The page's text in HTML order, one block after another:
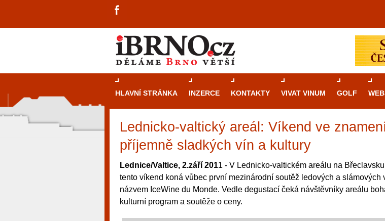
HLAVNÍ STRÁNKA INZERCE KONTAKTY VIVAT VINUM GOLF
Lednicko-valtický areál: Víkend ve
příjemně sladkých vín a kultury
Lednice/Valtice, 2.září 2011 - V Lednicko-valtickém areálu na
tento víkend koná vůbec první mezinárodní soutěž ledových a slámových
názvem IceWine du Monde. Vedle degustací čeká návštěvníky areálu
kulturní program a soutěže o ceny.
Průvodcekasinovými hrami v
rulety po video automaty
Brno je městem známým pro zajímavé
restaurace, divadla a univerzity. Mimo
místem, kde si můžete legálně a
různé kasinové hry. V neustále